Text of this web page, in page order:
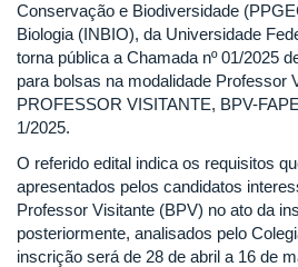
Conservação e Biodiversidade
Biologia (INBIO), da Universidade
torna pública a Chamada nº 01/2025
para bolsas na modalidade Professor
PROFESSOR VISITANTE, BPV-
1/2025.
O referido edital indica os requisitos
apresentados pelos candidatos
Professor Visitante (BPV) no ato da
posteriormente, analisados pelo
inscrição será de 28 de abril a 16 de